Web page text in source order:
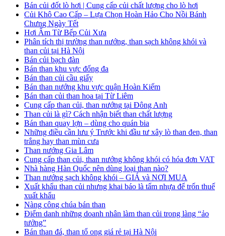
Bán củi đốt lò hơi | Cung cấp củi chất lượng cho lò hơi
Củi Khô Cao Cấp – Lựa Chọn Hoàn Hảo Cho Nồi Bánh
Chưng Ngày Tết
Hơi Ấm Từ Bếp Củi Xưa
Phân tích thị trường than nướng, than sạch không khói và
than củi tại Hà Nội
Bán củi bạch đàn
Bán than khu vực đống đa
Bán than củi cầu giấy
Bán than nướng khu vực quận Hoàn Kiếm
Bán than củi than hoa tại Từ Liêm
Cung cấp than củi, than nướng tại Đông Anh
Than củi là gì? Cách nhận biết than chất lượng
Bán than quay lợn – dùng cho quán bia
Những điều cần lưu ý Trước khi đầu tư xây lò than đen, than
trắng hay than mùn cưa
Than nướng Gia Lâm
Cung cấp than củi, than nướng không khói có hóa đơn VAT
Nhà hàng Hàn Quốc nên dùng loại than nào?
Than nướng sạch không khói – GIÁ và NƠI MUA
Xuất khẩu than củi nhưng khai báo là tấm nhựa để trốn thuế
xuất khẩu
Nàng công chúa bán than
Điểm danh những doanh nhân làm than củi trong làng “ảo
tưởng”
Bán than đá, than tổ ong giá rẻ tại Hà Nội